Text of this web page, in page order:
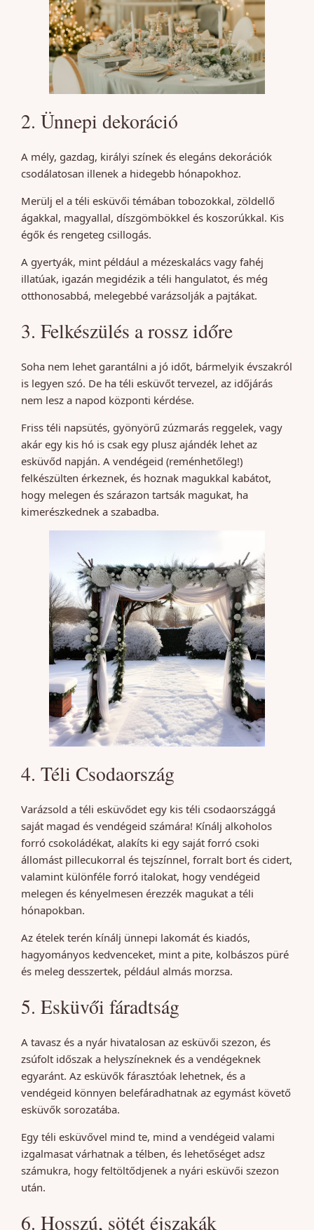
2. Ünnepi dekoráció
A mély, gazdag, királyi színek és elegáns dekorációk
csodálatosan illenek a hidegebb hónapokhoz.
Merülj el a téli esküvői témában tobozokkal, zöldellő
ágakkal, magyallal, díszgömbökkel és koszorúkkal. Kis
égők és rengeteg csillogás.
A gyertyák, mint például a mézeskalács vagy fahéj
illatúak, igazán megidézik a téli hangulatot, és még
otthonosabbá, melegebbé varázsolják a pajtákat.
3. Felkészülés a rossz időre
Soha nem lehet garantálni a jó időt, bármelyik évszakról
is legyen szó. De ha téli esküvőt tervezel, az időjárás
nem lesz a napod központi kérdése.
Friss téli napsütés, gyönyörű zúzmarás reggelek, vagy
akár egy kis hó is csak egy plusz ajándék lehet az
esküvőd napján. A vendégeid (reménhetőleg!)
felkészülten érkeznek, és hoznak magukkal kabátot,
hogy melegen és szárazon tartsák magukat, ha
kimerészkednek a szabadba.
4. Téli Csodaország
Varázsold a téli esküvődet egy kis téli csodaországgá
saját magad és vendégeid számára! Kínálj alkoholos
forró csokoládékat, alakíts ki egy saját forró csoki
állomást pillecukorral és tejszínnel, forralt bort és cidert,
valamint különféle forró italokat, hogy vendégeid
melegen és kényelmesen érezzék magukat a téli
hónapokban.
Az ételek terén kínálj ünnepi lakomát és kiadós,
hagyományos kedvenceket, mint a pite, kolbászos püré
és meleg desszertek, például almás morzsa.
5. Esküvői fáradtság
A tavasz és a nyár hivatalosan az esküvői szezon, és
zsúfolt időszak a helyszíneknek és a vendégeknek
egyaránt. Az esküvők fárasztóak lehetnek, és a
vendégeid könnyen belefáradhatnak az egymást követő
esküvők sorozatába.
Egy téli esküvővel mind te, mind a vendégeid valami
izgalmasat várhatnak a télben, és lehetőséget adsz
számukra, hogy feltöltődjenek a nyári esküvői szezon
után.
6. Hosszú, sötét éjszakák